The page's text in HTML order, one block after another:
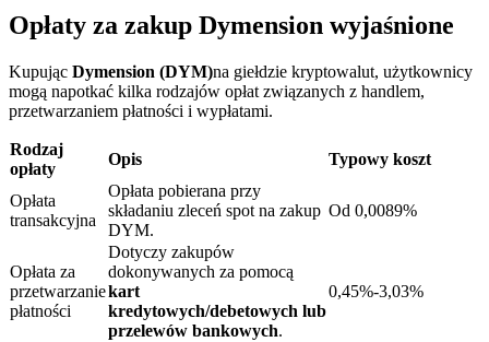
Ekskluzywne inwestycje dla posiadaczy BTR
Opłaty za zakup Dymension wyjaśnione
Kupując Dymension (DYM)na giełdzie kryptowalut, użytkownicy
mogą napotkać kilka rodzajów opłat związanych z handlem,
przetwarzaniem płatności i wypłatami.
Rodzaj
opłaty
Opis Typowy koszt
Opłata
transakcyjna
Opłata pobierana przy
składaniu zleceń spot na zakup
DYM.
Od 0,0089%
Opłata za
przetwarzanie
płatności
Dotyczy zakupów
dokonywanych za pomocą
kart
kredytowych/debetowych lub
przelewów bankowych.
0,45%-3,03%